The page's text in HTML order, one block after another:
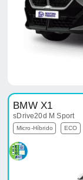
BMW X1
sDrive20d M Sport
Micro-Híbrido ECO